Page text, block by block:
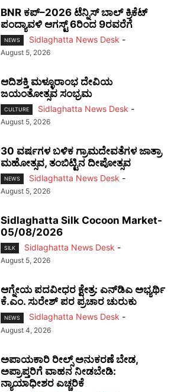
BNR ಕಪ್–2026 ಟೆನ್ನಿಸ್ ಬಾಲ್ ಕ್ರಿಕೆಟ್
ಪಂದ್ಯಾವಳಿ ಆಗಸ್ಟ್ 6ರಿಂದ 9ರವರೆಗೆ
NEWS Sidlaghatta News Desk -
August 5, 2026
ಆದಿಶಕ್ತಿ ಮಳ್ಳೂರಾಂಭ ದೇವಿಯ
ಜಯಂತೋತ್ಸವ ಸಂಭ್ರಮ
CULTURE Sidlaghatta News Desk -
August 5, 2026
30 ವರ್ಷಗಳ ಬಳಿಕ ಗ್ರಾಮದೇವತೆಗಳ ಜಾತ್ರಾ
ಮಹೋತ್ಸವ, ತಂಬಿಟ್ಟಿನ ದೀಪೋತ್ಸವ
NEWS Sidlaghatta News Desk -
August 5, 2026
Sidlaghatta Silk Cocoon Market-
05/08/2026
SILK Sidlaghatta News Desk -
August 5, 2026
ಆಗ್ನೇಯ ಪದವೀಧರ ಕ್ಷೇತ್ರ: ಎನ್‌ಡಿಎ ಅಭ್ಯರ್ಥಿ
ಕೆ.ಎಂ. ಸುರೇಶ್ ಪರ ಪ್ರಚಾರ ಚುರುಕು
NEWS Sidlaghatta News Desk -
August 4, 2026
ಅಪಾಯಕಾರಿ ರೀಲ್ಸ್ ಅನುಕರಣೆ ಬೇಡ,
ಅಪ್ರಾಪ್ತರಿಗೆ ವಾಹನ ನೀಡಬೇಡಿ:
ನ್ಯಾಯಾಧೀಶರ ಎಚ್ಚರಿಕೆ